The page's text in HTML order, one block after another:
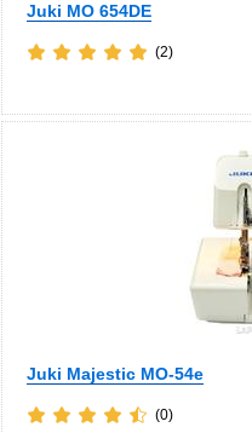
Juki MO 654DE
(2)
Juki Majestic MO-54e
(0)